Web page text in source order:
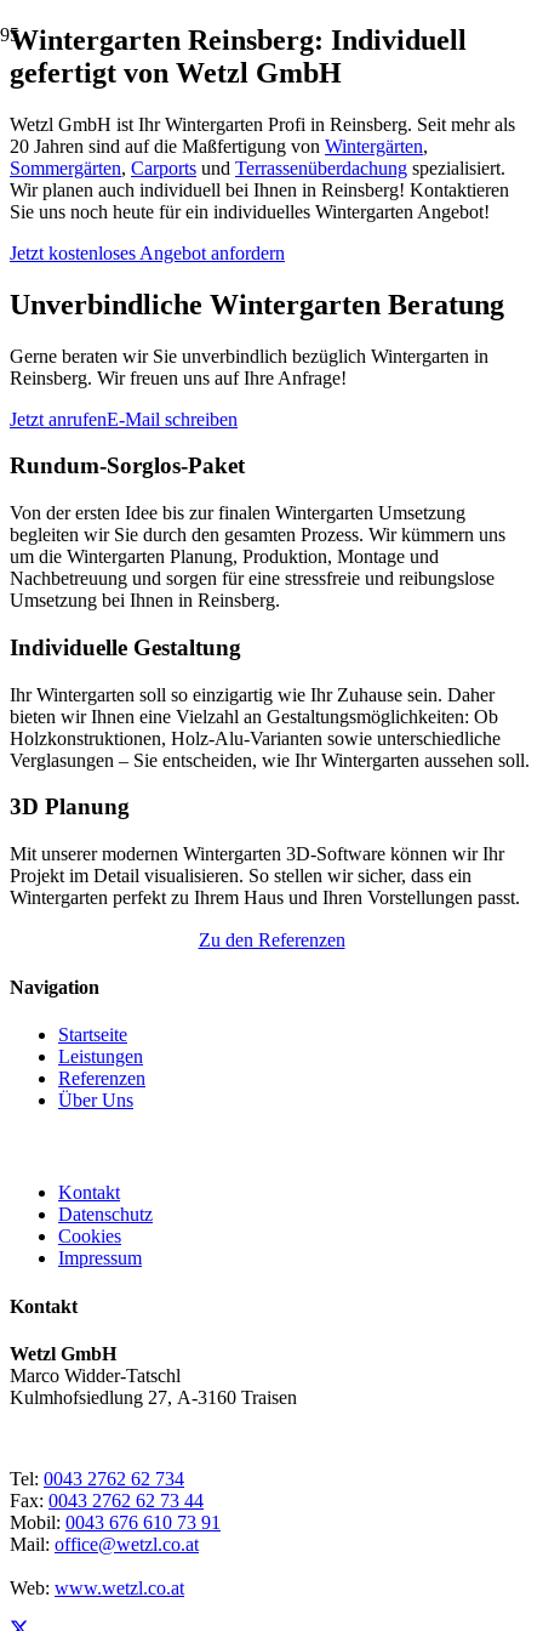
Wintergarten Reinsberg: Individuell
gefertigt von Wetzl GmbH
Wetzl GmbH ist Ihr Wintergarten Profi in Reinsberg. Seit mehr als
20 Jahren sind auf die Maßfertigung von Wintergärten,
Sommergärten, Carports und Terrassenüberdachung spezialisiert.
Wir planen auch individuell bei Ihnen in Reinsberg! Kontaktieren
Sie uns noch heute für ein individuelles Wintergarten Angebot!
Jetzt kostenloses Angebot anfordern
Unverbindliche Wintergarten Beratung
Gerne beraten wir Sie unverbindlich bezüglich Wintergarten in
Reinsberg. Wir freuen uns auf Ihre Anfrage!
Jetzt anrufenE-Mail schreiben
Rundum-Sorglos-Paket
Von der ersten Idee bis zur finalen Wintergarten Umsetzung
begleiten wir Sie durch den gesamten Prozess. Wir kümmern uns
um die Wintergarten Planung, Produktion, Montage und
Nachbetreuung und sorgen für eine stressfreie und reibungslose
Umsetzung bei Ihnen in Reinsberg.
Individuelle Gestaltung
Ihr Wintergarten soll so einzigartig wie Ihr Zuhause sein. Daher
bieten wir Ihnen eine Vielzahl an Gestaltungsmöglichkeiten: Ob
Holzkonstruktionen, Holz-Alu-Varianten sowie unterschiedliche
Verglasungen – Sie entscheiden, wie Ihr Wintergarten aussehen soll.
3D Planung
Mit unserer modernen Wintergarten 3D-Software können wir Ihr
Projekt im Detail visualisieren. So stellen wir sicher, dass ein
Wintergarten perfekt zu Ihrem Haus und Ihren Vorstellungen passt.
Zu den Referenzen
Navigation
Startseite
Leistungen
Referenzen
Über Uns
Kontakt
Datenschutz
Cookies
Impressum
Kontakt
Wetzl GmbH
Marco Widder-Tatschl
Kulmhofsiedlung 27, A-3160 Traisen
Tel: 0043 2762 62 734
Fax: 0043 2762 62 73 44
Mobil: 0043 676 610 73 91
Mail: office@wetzl.co.at
Web: www.wetzl.co.at